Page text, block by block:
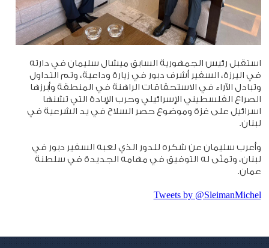
استقبل رئيس الجمهورية السابق ميشال سليمان في دارته
في اليرزة، السفير أشرف دبور في زيارة وداعية، وتم التداول
وتبادل الآراء في الاستحقاقات الراهنة في المنطقة وأبرزها
الصراع الفلسطيني الإسرائيلي وحرب الإبادة التي تشنها
اسرائيل على غزة وموضوع حصر السلاح في يد الشرعية في
لبنان.
وأعرب سليمان عن شكره للدور الذي لعبه السفير دبور في
لبنان، وتمنّى له التوفيق في مهامه الجديدة في سلطنة
عمان.
Tweets by @SleimanMichel